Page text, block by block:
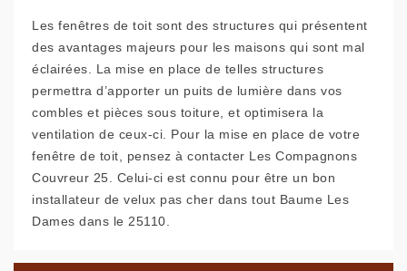
Les fenêtres de toit sont des structures qui présentent
des avantages majeurs pour les maisons qui sont mal
éclairées. La mise en place de telles structures
permettra d’apporter un puits de lumière dans vos
combles et pièces sous toiture, et optimisera la
ventilation de ceux-ci. Pour la mise en place de votre
fenêtre de toit, pensez à contacter Les Compagnons
Couvreur 25. Celui-ci est connu pour être un bon
installateur de velux pas cher dans tout Baume Les
Dames dans le 25110.